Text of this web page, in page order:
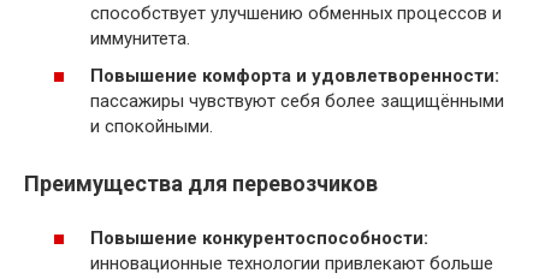
способствует улучшению обменных процессов и
иммунитета.
Повышение комфорта и удовлетворенности:
пассажиры чувствуют себя более защищёнными
и спокойными.
Преимущества для перевозчиков
Повышение конкурентоспособности:
инновационные технологии привлекают больше